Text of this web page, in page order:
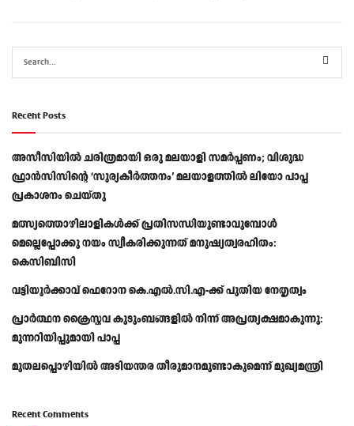
Recent Posts
അസീസിയിൽ ചരിത്രമായി ഒരു മലയാളി സമർപ്പണം; വിശുദ്ധ
ഫ്രാൻസിസിന്റെ ‘സൂര്യകീർത്തനം’ മലയാളത്തിൽ ലിയോ പാപ്പ
പ്രകാശനം ചെയ്തു
മത്സ്യത്തൊഴിലാളികള്‍ക്ക് പ്രതിസന്ധിയുണ്ടാവുമ്പോള്‍
മെല്ലെപ്പോക്കു നയം സ്വീകരിക്കുന്നത് മനുഷ്യത്വരഹിതം:
കെസിബിസി
വട്ടിയൂർക്കാവ് ഫെറോന കെ.എൽ.സി.എ-ക്ക് പുതിയ നേതൃത്വം
പ്രാര്‍ത്ഥന ക്രൈസ്തവ കുടുംബങ്ങളില്‍ നിന്ന് അപ്രത്യക്ഷമാകുന്നു:
മുന്നറിയിപ്പുമായി പാപ്പ
മുതലപ്പൊഴിയിൽ അടിയന്തര തീരുമാനമുണ്ടാകുമെന്ന് മുഖ്യമന്ത്രി
Recent Comments